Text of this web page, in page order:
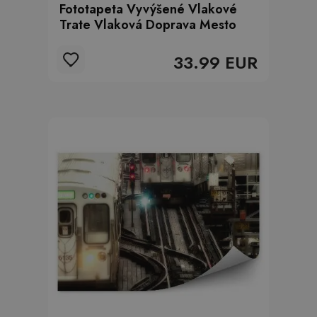
Fototapeta Vyvýšené Vlakové
Trate Vlaková Doprava Mesto
33.99 EUR